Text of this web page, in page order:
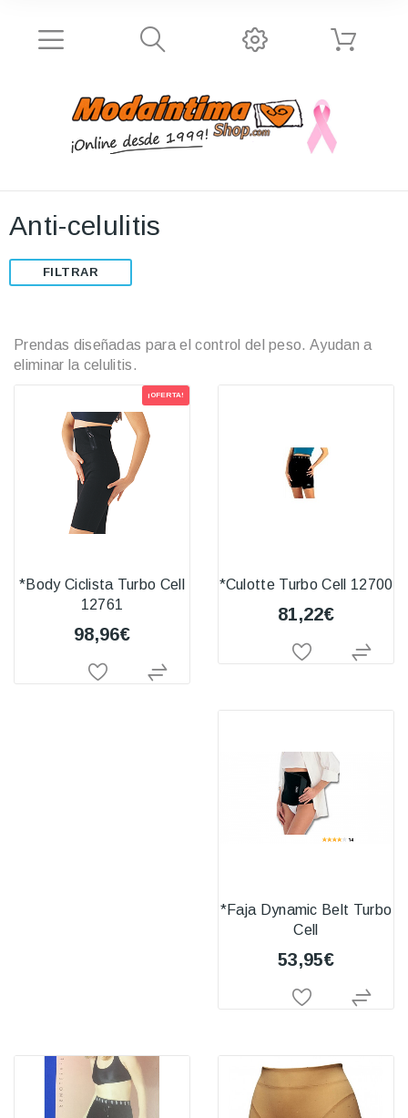
Anti-celulitis
Prendas diseñadas para el control del peso. Ayudan a
eliminar la celulitis.
¡OFERTA!
*Body Ciclista Turbo Cell
12761
98,96€
*Culotte Turbo Cell 12700
81,22€
*Faja Dynamic Belt Turbo
Cell
53,95€
FILTRAR